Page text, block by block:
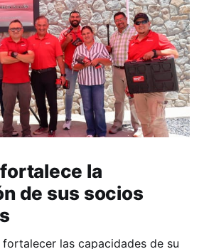
la
de sus socios
las capacidades de su